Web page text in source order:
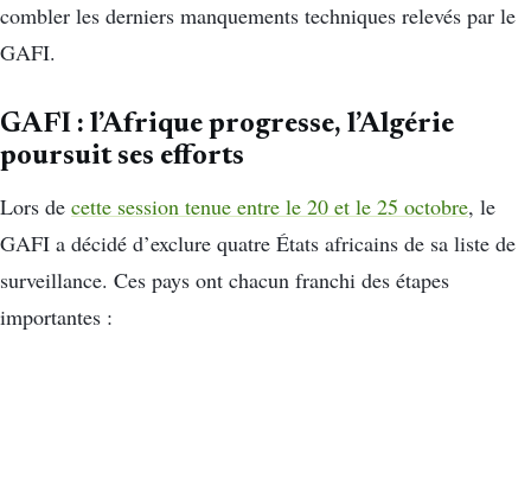
combler les derniers manquements techniques relevés par le
GAFI.
GAFI : l’Afrique progresse, l’Algérie
poursuit ses efforts
Lors de cette session tenue entre le 20 et le 25 octobre, le
GAFI a décidé d’exclure quatre États africains de sa liste de
surveillance. Ces pays ont chacun franchi des étapes
importantes :